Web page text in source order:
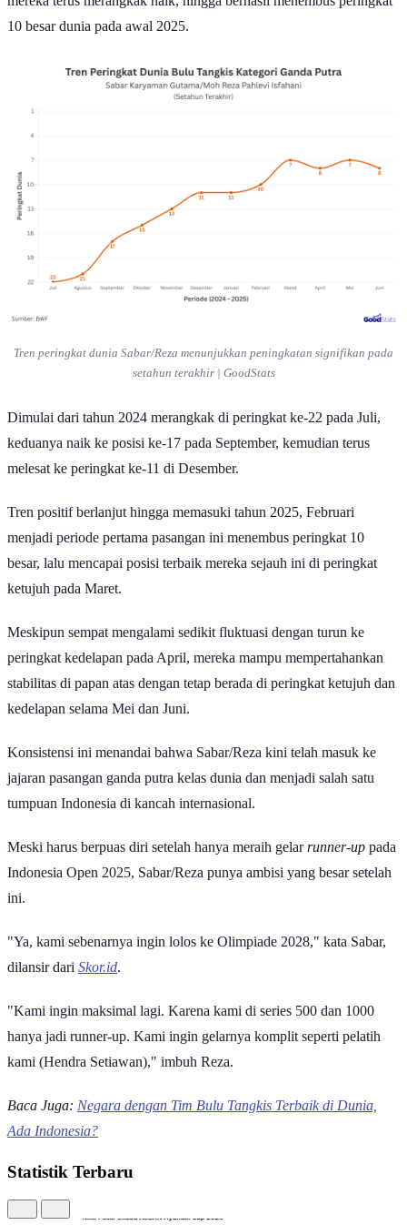
10 besar dunia pada awal 2025.
Tren peringkat dunia Sabar/Reza menunjukkan peningkatan signifikan pada
setahun terakhir | GoodStats
Dimulai dari tahun 2024 merangkak di peringkat ke-22 pada Juli,
keduanya naik ke posisi ke-17 pada September, kemudian terus
melesat ke peringkat ke-11 di Desember.
Tren positif berlanjut hingga memasuki tahun 2025, Februari
menjadi periode pertama pasangan ini menembus peringkat 10
besar, lalu mencapai posisi terbaik mereka sejauh ini di peringkat
ketujuh pada Maret.
Meskipun sempat mengalami sedikit fluktuasi dengan turun ke
peringkat kedelapan pada April, mereka mampu mempertahankan
stabilitas di papan atas dengan tetap berada di peringkat ketujuh dan
kedelapan selama Mei dan Juni.
Konsistensi ini menandai bahwa Sabar/Reza kini telah masuk ke
jajaran pasangan ganda putra kelas dunia dan menjadi salah satu
tumpuan Indonesia di kancah internasional.
Meski harus berpuas diri setelah hanya meraih gelarrunner-up pada
Indonesia Open 2025, Sabar/Reza punya ambisi yang besar setelah
ini.
"Ya, kami sebenarnya ingin lolos ke Olimpiade 2028," kata Sabar,
dilansir dari Skor.id.
"Kami ingin maksimal lagi. Karena kami di series 500 dan 1000
hanya jadi runner-up. Kami ingin gelarnya komplit seperti pelatih
kami (Hendra Setiawan)," imbuh Reza.
Baca Juga: Negara dengan Tim Bulu Tangkis Terbaik di Dunia,
Ada Indonesia?
Statistik Terbaru